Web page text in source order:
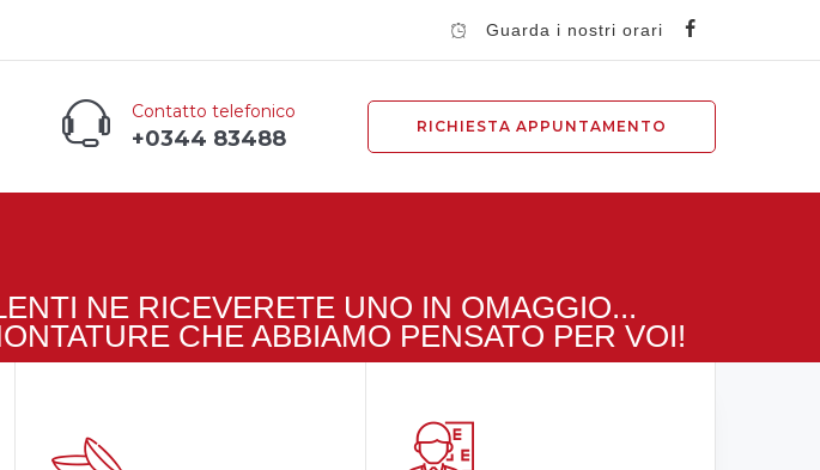
Guarda i nostri orari
Contatto telefonico
+0344 83488 RICHIESTA APPUNTAMENTO
NE RICEVERETE UNO IN OMAGGIO...
CHE ABBIAMO PENSATO PER VOI!